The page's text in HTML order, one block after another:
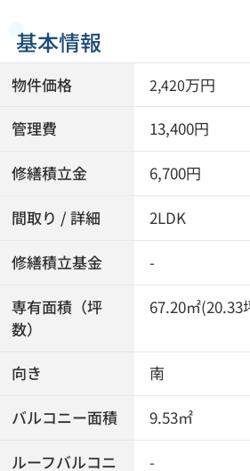
基本情報
物件価格 2,420万円
管理費 13,400円
修繕積立金 6,700円
間取り / 詳細 2LDK
修繕積立基金 -
専有面積（坪
数）
67.20㎡(20.33
向き 南
バルコニー面積 9.53㎡
ルーフバルコニ -